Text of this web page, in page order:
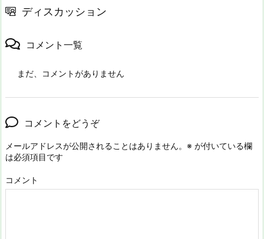
ディスカッション
コメント一覧
まだ、コメントがありません
コメントをどうぞ
メールアドレスが公開されることはありません。 ※ が付いている欄
は必須項目です
コメント